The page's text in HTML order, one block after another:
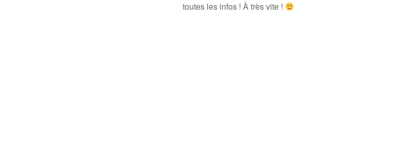
toutes les infos ! À très vite !